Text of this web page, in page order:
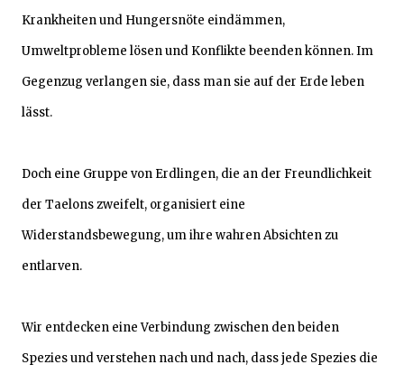
Krankheiten und Hungersnöte eindämmen,
Umweltprobleme lösen und Konflikte beenden können. Im
Gegenzug verlangen sie, dass man sie auf der Erde leben
lässt.
Doch eine Gruppe von Erdlingen, die an der Freundlichkeit
der Taelons zweifelt, organisiert eine
Widerstandsbewegung, um ihre wahren Absichten zu
entlarven.
Wir entdecken eine Verbindung zwischen den beiden
Spezies und verstehen nach und nach, dass jede Spezies die